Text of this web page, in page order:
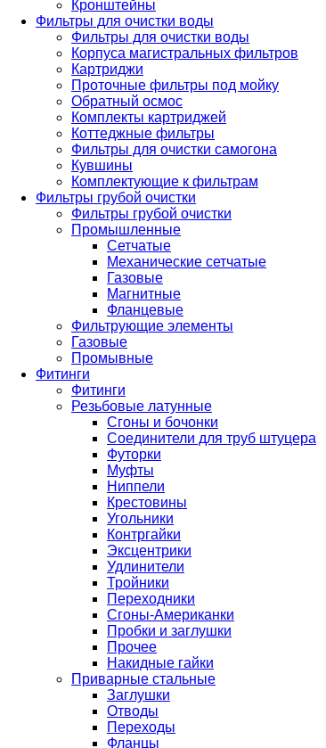
Кронштейны
Фильтры для очистки воды
Фильтры для очистки воды
Корпуса магистральных фильтров
Картриджи
Проточные фильтры под мойку
Обратный осмос
Комплекты картриджей
Коттеджные фильтры
Фильтры для очистки самогона
Кувшины
Комплектующие к фильтрам
Фильтры грубой очистки
Фильтры грубой очистки
Промышленные
Сетчатые
Механические сетчатые
Газовые
Магнитные
Фланцевые
Фильтрующие элементы
Газовые
Промывные
Фитинги
Фитинги
Резьбовые латунные
Сгоны и бочонки
Соединители для труб штуцера
Футорки
Муфты
Ниппели
Крестовины
Угольники
Контргайки
Эксцентрики
Удлинители
Тройники
Переходники
Сгоны-Американки
Пробки и заглушки
Прочее
Накидные гайки
Приварные стальные
Заглушки
Отводы
Переходы
Фланцы